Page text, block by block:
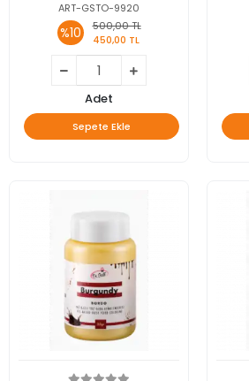
ART-GSTO-9920
%10
500,00 TL
450,00 TL
Adet
Sepete Ekle